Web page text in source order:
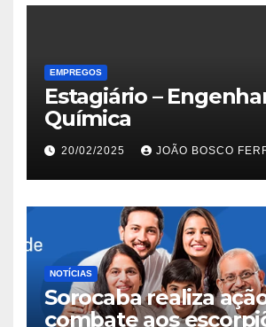
EMPREGOS
Estagiário –
Química
20/02/2025 JOÃO BOSCO
NOTÍCIAS
Sorocaba realiza
combate aos